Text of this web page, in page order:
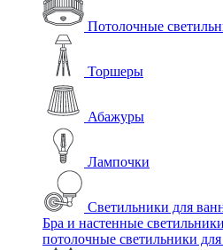
Потолочные
Торшеры
Абажуры
Лампочки
Светильники для
Бра и настенные
потолочные светильники